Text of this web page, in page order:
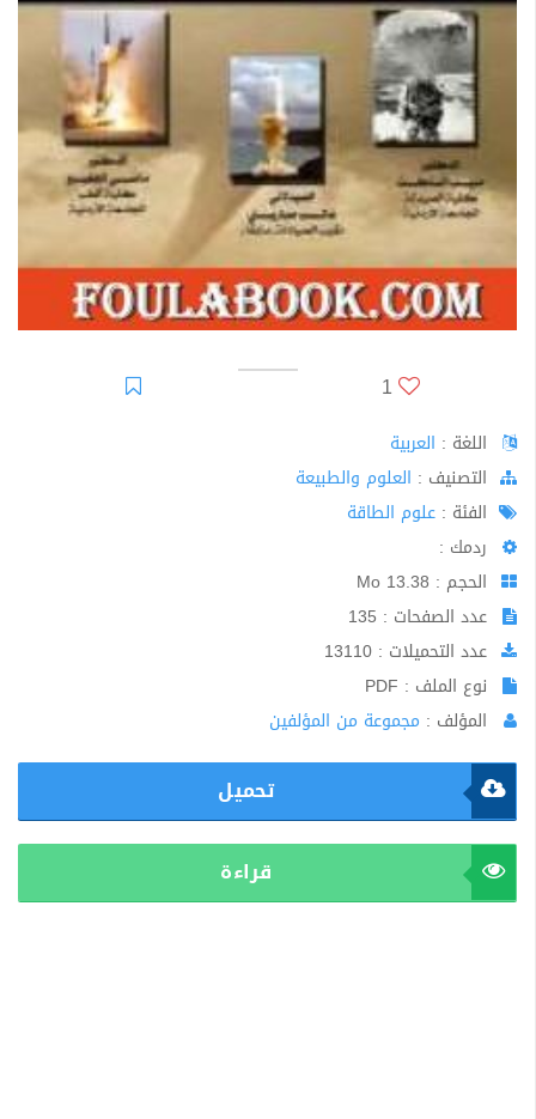
1
اللغة : العربية
اﻟﺘﺼﻨﻴﻒ : العلوم والطبيعة
الفئة : علوم الطاقة
ردمك :
الحجم : 13.38 Mo
عدد الصفحات : 135
عدد التحميلات : 13110
نوع الملف : PDF
المؤلف : مجموعة من المؤلفين
تحميل
قراءة